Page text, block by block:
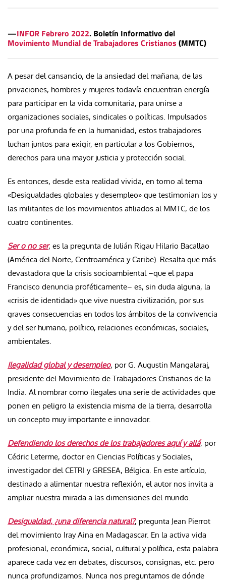
—INFOR Febrero 2022. Boletín Informativo del
Movimiento Mundial de Trabajadores Cristianos (MMTC)
A pesar del cansancio, de la ansiedad del mañana, de las
privaciones, hombres y mujeres todavía encuentran energía
para participar en la vida comunitaria, para unirse a
organizaciones sociales, sindicales o políticas. Impulsados
por una profunda fe en la humanidad, estos trabajadores
luchan juntos para exigir, en particular a los Gobiernos,
derechos para una mayor justicia y protección social.
Es entonces, desde esta realidad vivida, en torno al tema
«Desigualdades globales y desempleo» que testimonian los y
las militantes de los movimientos afiliados al MMTC, de los
cuatro continentes.
Ser o no ser, es la pregunta de Julián Rigau Hilario Bacallao
(América del Norte, Centroamérica y Caribe). Resalta que más
devastadora que la crisis socioambiental –que el papa
Francisco denuncia proféticamente– es, sin duda alguna, la
«crisis de identidad» que vive nuestra civilización, por sus
graves consecuencias en todos los ámbitos de la convivencia
y del ser humano, político, relaciones económicas, sociales,
ambientales.
Ilegalidad global y desempleo, por G. Augustin Mangalaraj,
presidente del Movimiento de Trabajadores Cristianos de la
India. Al nombrar como ilegales una serie de actividades que
ponen en peligro la existencia misma de la tierra, desarrolla
un concepto muy importante e innovador.
Defendiendo los derechos de los trabajadores aquí y allá, por
Cédric Leterme, doctor en Ciencias Políticas y Sociales,
investigador del CETRI y GRESEA, Bélgica. En este artículo,
destinado a alimentar nuestra reflexión, el autor nos invita a
ampliar nuestra mirada a las dimensiones del mundo.
Desigualdad, ¿una diferencia natural?, pregunta Jean Pierrot
del movimiento Iray Aina en Madagascar. En la activa vida
profesional, económica, social, cultural y política, esta palabra
aparece cada vez en debates, discursos, consignas, etc. pero
nunca profundizamos. Nunca nos preguntamos de dónde